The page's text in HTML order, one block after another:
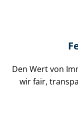
Den Wert von
wir fair,